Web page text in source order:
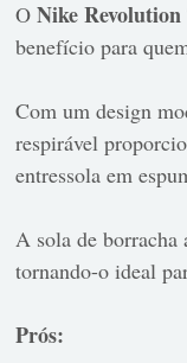
ONike Revolution
benefício para
Com um design
respirável
entressola em
A sola de borracha
tornando-o ideal
Prós: